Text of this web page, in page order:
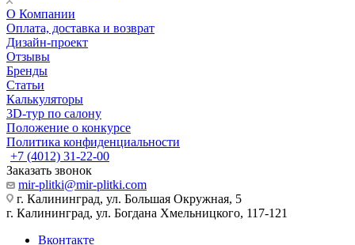
О Компании
Оплата, доставка и возврат
Дизайн-проект
Отзывы
Бренды
Статьи
Калькуляторы
3D-тур по салону
Положение о конкурсе
Политика конфиденциальности
+7 (4012) 31-22-00
Заказать звонок
mir-plitki@mir-plitki.com
г. Калининград, ул. Большая Окружная, 5
г. Калининград, ул. Богдана Хмельницкого, 117-121
Вконтакте